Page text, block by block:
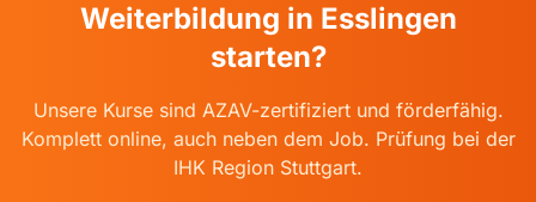
Weiterbildung in Esslingen
starten?
Unsere Kurse sind AZAV-zertifiziert und förderfähig.
Komplett online, auch neben dem Job. Prüfung bei der
IHK Region Stuttgart.